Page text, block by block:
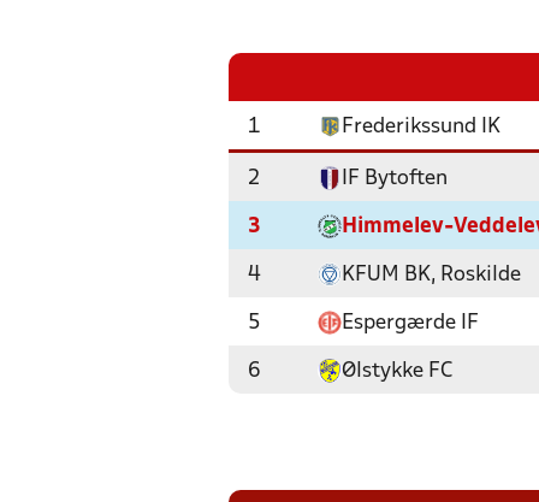
1 Frederikssund IK
2 IF Bytoften
3 Himmelev-
4 KFUM BK, Roskilde
5 Espergærde IF
6 Ølstykke FC